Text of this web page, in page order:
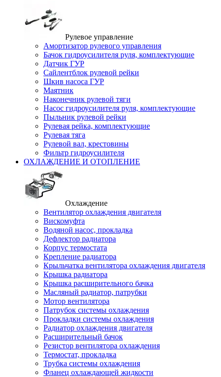
Рулевое управление
Амортизатор рулевого управления
Бачок гидроусилителя руля, комплектующие
Датчик ГУР
Сайлентблок рулевой рейки
Шкив насоса ГУР
Маятник
Наконечник рулевой тяги
Насос гидроусилителя руля, комплектующие
Пыльник рулевой рейки
Рулевая рейка, комплектующие
Рулевая тяга
Рулевой вал, крестовины
Фильтр гидроусилителя
ОХЛАЖДЕНИЕ И ОТОПЛЕНИЕ
Охлаждение
Вентилятор охлаждения двигателя
Вискомуфта
Водяной насос, прокладка
Дефлектор радиатора
Корпус термостата
Крепление радиатора
Крыльчатка вентилятора охлаждения двигателя
Крышка радиатора
Крышка расширительного бачка
Масляный радиатор, патрубки
Мотор вентилятора
Патрубок системы охлаждения
Прокладки системы охлаждения
Радиатор охлаждения двигателя
Расширительный бачок
Резистор вентилятора охлаждения
Термостат, прокладка
Трубка системы охлаждения
Фланец охлаждающей жидкости